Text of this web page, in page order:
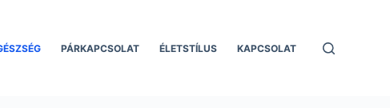
PÁRKAPCSOLAT ÉLETSTÍLUS KAPCSOLAT